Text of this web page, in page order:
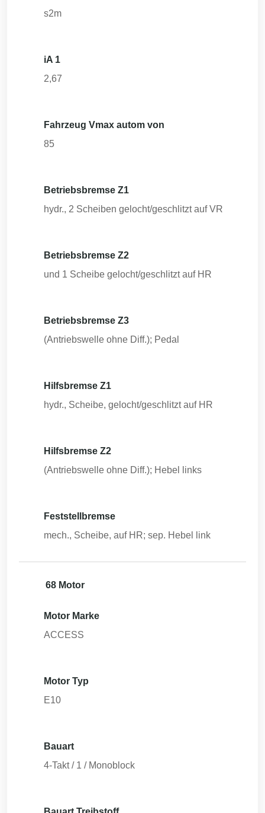
s2m
iA 1
2,67
Fahrzeug Vmax autom von
85
Betriebsbremse Z1
hydr., 2 Scheiben gelocht/geschlitzt auf VR
Betriebsbremse Z2
und 1 Scheibe gelocht/geschlitzt auf HR
Betriebsbremse Z3
(Antriebswelle ohne Diff.); Pedal
Hilfsbremse Z1
hydr., Scheibe, gelocht/geschlitzt auf HR
Hilfsbremse Z2
(Antriebswelle ohne Diff.); Hebel links
Feststellbremse
mech., Scheibe, auf HR; sep. Hebel link
68 Motor
Motor Marke
ACCESS
Motor Typ
E10
Bauart
4-Takt / 1 / Monoblock